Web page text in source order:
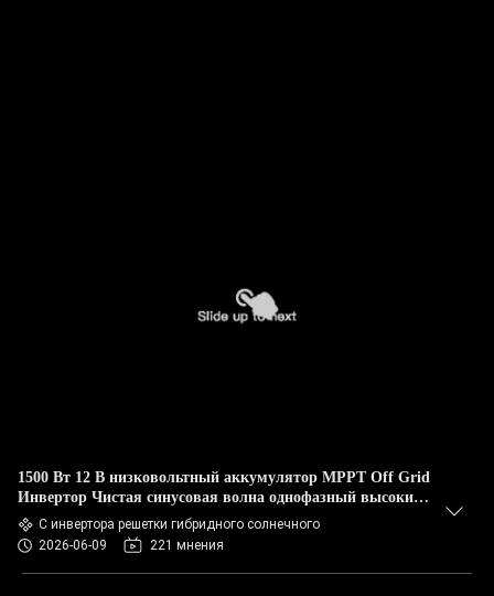
1500 Вт 12 В низковольтный аккумулятор MPPT Off Grid
Инвертор Чистая синусовая волна однофазный высокий
ВВ вход 500Вdc для RV
С инвертора решетки гибридного солнечного
2026-06-09
221 мнения